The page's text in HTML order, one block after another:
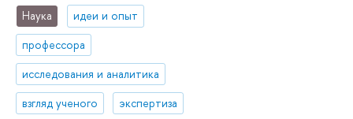
Наука
идеи и опыт
профессора
исследования и аналитика
взгляд ученого
экспертиза